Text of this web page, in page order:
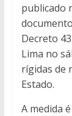
publicado
Decreto
Lima no
rígidas de
Estado.
A medida